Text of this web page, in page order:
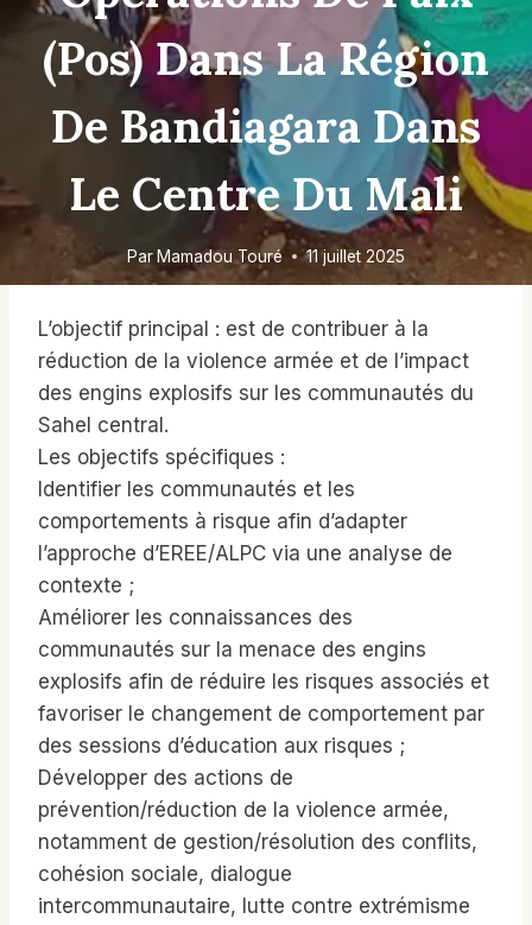
(pos) Dans La Région
De Bandiagara Dans
Le Centre Du Mali
ParMamadou Touré 11 juillet 2025
L’objectif principal : est de contribuer à la
réduction de la violence armée et de l’impact
des engins explosifs sur les communautés du
Sahel central.
Les objectifs spécifiques :
Identifier les communautés et les
comportements à risque afin d’adapter
l’approche d’EREE/ALPC via une analyse de
contexte ;
Améliorer les connaissances des
communautés sur la menace des engins
explosifs afin de réduire les risques associés et
favoriser le changement de comportement par
des sessions d’éducation aux risques ;
Développer des actions de
prévention/réduction de la violence armée,
notamment de gestion/résolution des conflits,
cohésion sociale, dialogue
intercommunautaire, lutte contre extrémisme